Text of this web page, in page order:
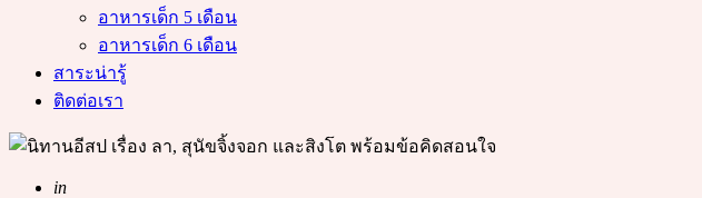
อาหารเด็ก 5 เดือน
อาหารเด็ก 6 เดือน
สาระน่ารู้
ติดต่อเรา
Posted
in